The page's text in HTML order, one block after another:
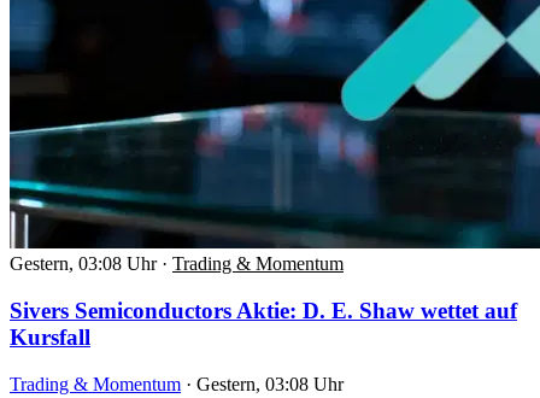
Gestern, 03:08 Uhr · Trading & Momentum
Sivers Semiconductors Aktie: D. E. Shaw wettet auf
Kursfall
Trading & Momentum · Gestern, 03:08 Uhr